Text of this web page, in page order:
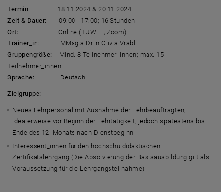
Termin: 18.11.2024 & 20.11.2024
Zeit & Dauer: 09:00 - 17:00; 16 Stunden
Ort:
Online (TUWEL, Zoom)
Trainer_in: MMag.a Dr.in Olivia Vrabl
Gruppengröße: Mind. 8 Teilnehmer_innen; max. 15
Teilnehmer_innen
Sprache: Deutsch
Zielgruppe:
Neues Lehrpersonal mit Ausnahme der Lehrbeauftragten,
idealerweise vor Beginn der Lehrtätigkeit, jedoch spätestens bis
Ende des 12. Monats nach Dienstbeginn
Interessent_innen für den hochschuldidaktischen
Zertifikatslehrgang (Die Absolvierung der Basisausbildung gilt als
Voraussetzung für die Lehrgangsteilnahme)